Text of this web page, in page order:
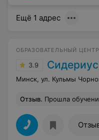
Ещё 1 адрес
ОБРАЗОВАТЕЛЬНЫЙ ЦЕНТР
3.9 Сидериус
Минск, ул. Кульмы
Отзыв. Прошла обучение у